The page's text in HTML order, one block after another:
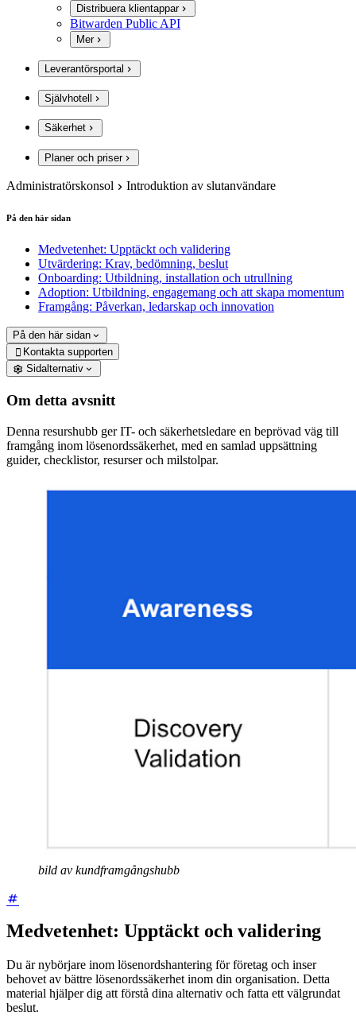
Distribuera klientappar
Bitwarden Public API
Mer
Leverantörsportal
Självhotell
Säkerhet
Planer och priser
Administratörskonsol Introduktion av slutanvändare
På den här sidan
Medvetenhet: Upptäckt och validering
Utvärdering: Krav, bedömning, beslut
Onboarding: Utbildning, installation och utrullning
Adoption: Utbildning, engagemang och att skapa momentum
Framgång: Påverkan, ledarskap och innovation
På den här sidan
 Kontakta supporten
Sidalternativ
Om detta avsnitt
Denna resurshubb ger IT- och säkerhetsledare en beprövad väg till
framgång inom lösenordssäkerhet, med en samlad uppsättning
guider, checklistor, resurser och milstolpar.
bild av kundframgångshubb
Medvetenhet: Upptäckt och validering
Du är nybörjare inom lösenordshantering för företag och inser
behovet av bättre lösenordssäkerhet inom din organisation. Detta
material hjälper dig att förstå dina alternativ och fatta ett välgrundat
beslut.